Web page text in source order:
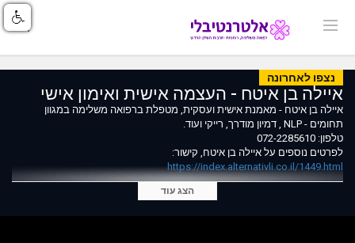
נצפו לאחרונה
איילה בן איטח - העצמה אישית ואימון אישי
איילה בן איטח - מאמנת אישית ועסקית, מטפלת ברפואה משלימה במגוון
תחומים - NLP , דמיון מודרך, רייקי ועוד.
טלפון: 072-2285610
לפרטים נוספים על איילה בן איטח, קישור:
https://index.alternativli.co.il/1449.html
הצג עוד